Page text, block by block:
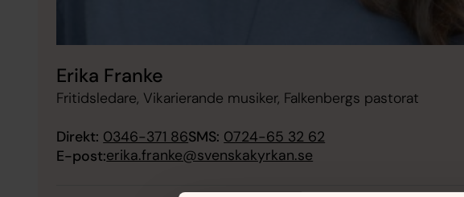
Erika Franke
Fritidsledare, Vikarierande musiker, Falkenbergs pastorat
Direkt: 0346-371 86SMS: 0724-65 32 62
E-post:erika.franke@svenskakyrkan.se